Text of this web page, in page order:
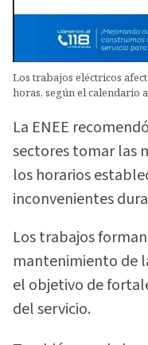
Los trabajos eléctricos
horas, según el calendario
La ENEE
sectores tomar las
los horarios
inconvenientes
Los trabajos
mantenimiento de
el objetivo de
del servicio.